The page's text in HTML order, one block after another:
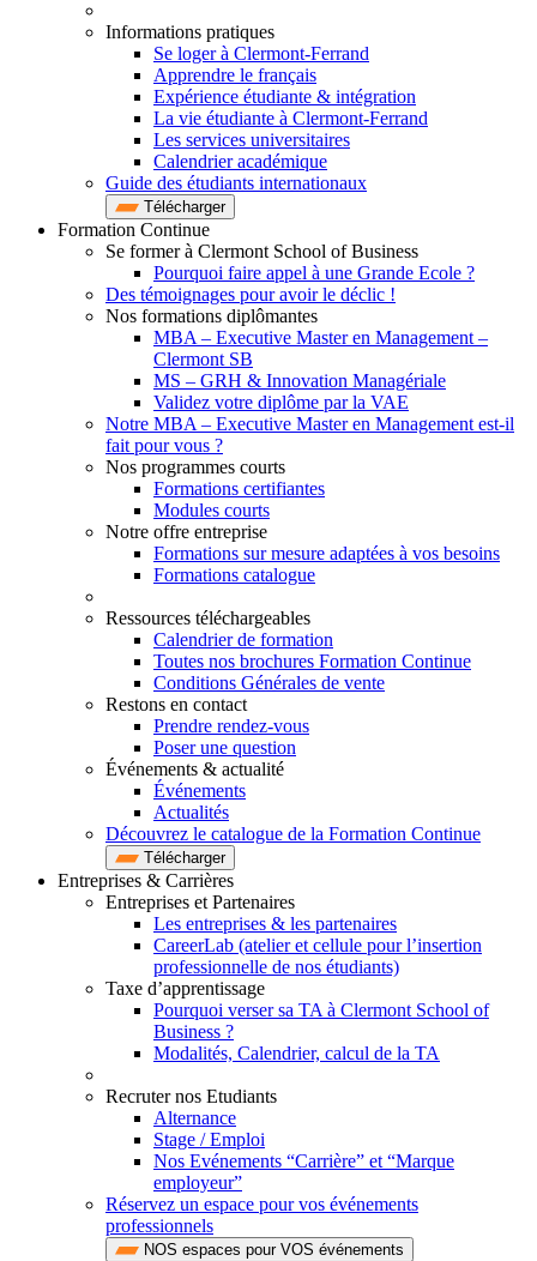
Informations pratiques
Se loger à Clermont-Ferrand
Apprendre le français
Expérience étudiante & intégration
La vie étudiante à Clermont-Ferrand
Les services universitaires
Calendrier académique
Guide des étudiants internationaux
Télécharger
Formation Continue
Se former à Clermont School of Business
Pourquoi faire appel à une Grande Ecole ?
Des témoignages pour avoir le déclic !
Nos formations diplômantes
MBA – Executive Master en Management –
Clermont SB
MS – GRH & Innovation Managériale
Validez votre diplôme par la VAE
Notre MBA – Executive Master en Management est-il
fait pour vous ?
Nos programmes courts
Formations certifiantes
Modules courts
Notre offre entreprise
Formations sur mesure adaptées à vos besoins
Formations catalogue
Ressources téléchargeables
Calendrier de formation
Toutes nos brochures Formation Continue
Conditions Générales de vente
Restons en contact
Prendre rendez-vous
Poser une question
Événements & actualité
Événements
Actualités
Découvrez le catalogue de la Formation Continue
Télécharger
Entreprises & Carrières
Entreprises et Partenaires
Les entreprises & les partenaires
CareerLab (atelier et cellule pour l’insertion
professionnelle de nos étudiants)
Taxe d’apprentissage
Pourquoi verser sa TA à Clermont School of
Business ?
Modalités, Calendrier, calcul de la TA
Recruter nos Etudiants
Alternance
Stage / Emploi
Nos Evénements “Carrière” et “Marque
employeur”
Réservez un espace pour vos événements
professionnels
NOS espaces pour VOS événements